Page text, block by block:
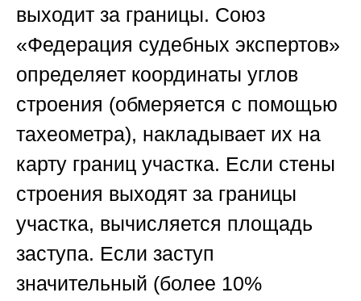
выходит за границы. Союз
«Федерация судебных экспертов»
определяет координаты углов
строения (обмеряется с помощью
тахеометра), накладывает их на
карту границ участка. Если стены
строения выходят за границы
участка, вычисляется площадь
заступа. Если заступ
значительный (более 10%